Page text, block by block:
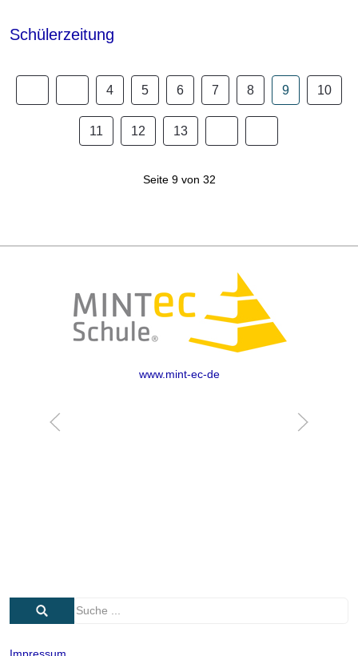
Schülerzeitung
4 5 6 7 8 9 10
11 12 13
Seite 9 von 32
www.mint-ec-de